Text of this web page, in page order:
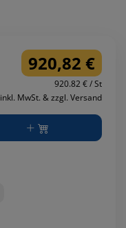
920,82 €
920.82 € / St
inkl. MwSt. & zzgl. Versand